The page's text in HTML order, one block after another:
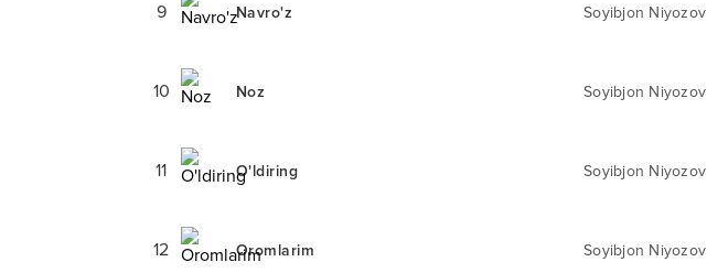
9 Navro'z Soyibjon Niyozov
10 Noz Soyibjon Niyozov
11 O'ldiring Soyibjon Niyozov
12 Oromlarim Soyibjon Niyozov